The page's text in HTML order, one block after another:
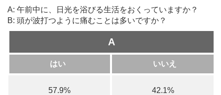
A: 午前中に、日光を浴びる生活をおくっていますか？
B: 頭が波打つように痛むことは多いですか？
A
はい いいえ
57.9%
42.1%